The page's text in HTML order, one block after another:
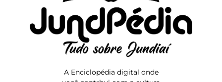
A Enciclopédia digital onde